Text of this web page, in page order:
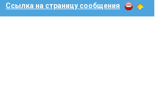
Ссылка на страницу сообщения